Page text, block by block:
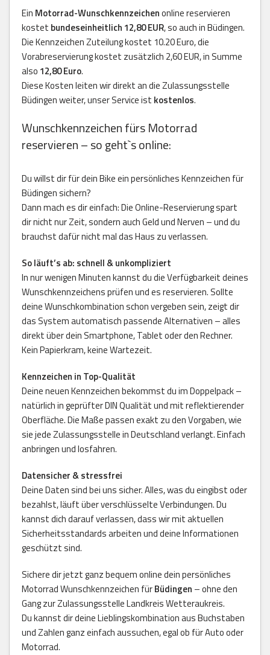
Ein Motorrad-Wunschkennzeichenonline reservieren
kostet bundeseinheitlich 12,80 EUR, so auch in Büdingen.
Die Kennzeichen Zuteilung kostet 10.20 Euro, die
Vorabreservierung kostet zusätzlich 2,60 EUR, in Summe
also 12,80 Euro.
Diese Kosten leiten wir direkt an die Zulassungsstelle
Büdingen weiter, unser Service ist kostenlos.
Wunschkennzeichen fürs Motorrad
reservieren – so geht`s online:
Du willst dir für dein Bike ein persönliches Kennzeichen für
Büdingen sichern?
Dann mach es dir einfach: Die Online-Reservierung spart
dir nicht nur Zeit, sondern auch Geld und Nerven – und du
brauchst dafür nicht mal das Haus zu verlassen.
So läuft’s ab: schnell & unkompliziert
In nur wenigen Minuten kannst du die Verfügbarkeit deines
Wunschkennzeichens prüfen und es reservieren. Sollte
deine Wunschkombination schon vergeben sein, zeigt dir
das System automatisch passende Alternativen – alles
direkt über dein Smartphone, Tablet oder den Rechner.
Kein Papierkram, keine Wartezeit.
Kennzeichen in Top-Qualität
Deine neuen Kennzeichen bekommst du im Doppelpack –
natürlich in geprüfter DIN Qualität und mit reflektierender
Oberfläche. Die Maße passen exakt zu den Vorgaben, wie
sie jede Zulassungsstelle in Deutschland verlangt. Einfach
anbringen und losfahren.
Datensicher & stressfrei
Deine Daten sind bei uns sicher. Alles, was du eingibst oder
bezahlst, läuft über verschlüsselte Verbindungen. Du
kannst dich darauf verlassen, dass wir mit aktuellen
Sicherheitsstandards arbeiten und deine Informationen
geschützt sind.
Sichere dir jetzt ganz bequem online dein persönliches
Motorrad Wunschkennzeichen fürBüdingen – ohne den
Gang zur Zulassungsstelle Landkreis Wetteraukreis.
Du kannst dir deine Lieblingskombination aus Buchstaben
und Zahlen ganz einfach aussuchen, egal ob für Auto oder
Motorrad.